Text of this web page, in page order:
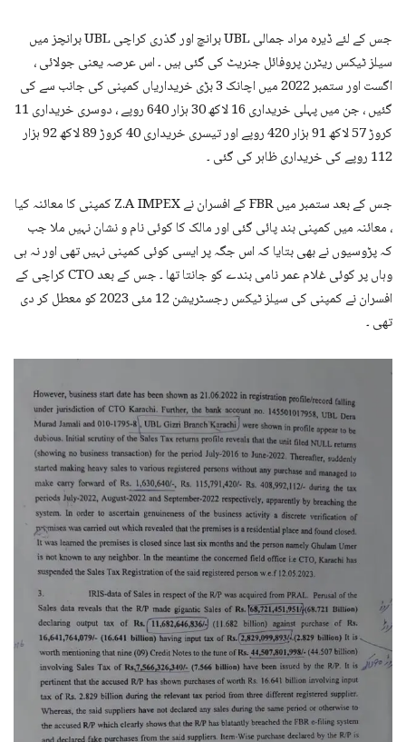
جس کے لئے ڈیرہ مراد جمالی UBL برانچ اور گذری کراچی UBL برانچز میں
سیلز ٹیکس ریٹرن پروفائل جنریٹ کی گئی ہیں ۔ اس عرصہ یعنی جولائی ،
اگست اور ستمبر 2022 میں اچانک 3 بڑی خریداریاں کمپنی کی جانب سے کی
گئیں ، جن میں پہلی خریداری 16 لاکھ 30 ہزار 640 روپے ، دوسری خریداری 11
کروڑ 57 لاکھ 91 ہزار 420 روپے اور تیسری خریداری 40 کروڑ 89 لاکھ 92 ہزار
112 روپے کی خریداری ظاہر کی گئی ۔
جس کے بعد ستمبر میں FBR کے افسران نے Z.A IMPEX کمپنی کا معائنہ کیا
، معائنہ میں کمپنی بند پائی گئی اور مالک کا کوئی نام و نشان نہیں ملا جب
کہ پڑوسیوں نے بھی بتایا کہ اس جگہ پر ایسی کوئی کمپنی نہیں تھی اور نہ ہی
وہاں پر کوئی غلام عمر نامی بندے کو جانتا تھا ۔ جس کے بعد CTO کراچی کے
افسران نے کمپنی کی سیلز ٹیکس رجسٹریشن 12 مئی 2023 کو معطل کر دی
تھی ۔